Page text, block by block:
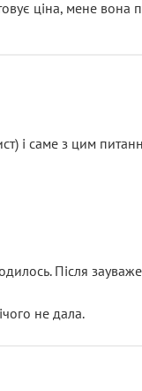
ціна, мене вона
і саме з цим
Після
не дала.